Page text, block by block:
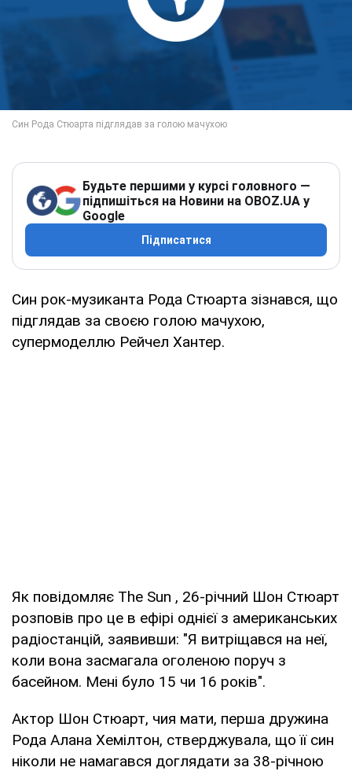
Будьте першими у курсі головного —
підпишіться на Новини на OBOZ.UA у
Google
Підписатися
Син рок-музиканта Рода Стюарта зізнався, що
підглядав за своєю голою мачухою,
супермоделлю Рейчел Хантер.
Як повідомляє The Sun , 26-річний Шон Стюарт
розповів про це в ефірі однієї з американських
радіостанцій, заявивши: "Я витріщався на неї,
коли вона засмагала оголеною поруч з
басейном. Мені було 15 чи 16 років".
Актор Шон Стюарт, чия мати, перша дружина
Рода Алана Хемілтон, стверджувала, що її син
ніколи не намагався доглядати за 38-річною